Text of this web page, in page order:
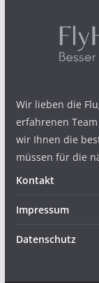
Wir lieben die
erfahrenen
wir Ihnen die
müssen für die
Kontakt
Impressum
Datenschutz